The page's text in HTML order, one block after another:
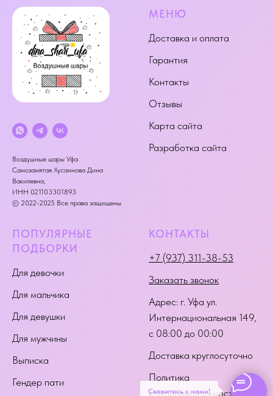
Свяжитесь с нами!
Воздушные шары Уфа
Самозанятая Хусаинова Дина
Вакилевна,
ИНН 021103301893
© 2022-2025 Все права защищены
МЕНЮ
Доставка и оплата
Гарантия
Контакты
Отзывы
Карта сайта
Разработка сайта
ПОПУЛЯРНЫЕ
ПОДБОРКИ
Для девочки
Для мальчика
Для девушки
Для мужчины
Выписка
Гендер пати
КОНТАКТЫ
+7 (937) 311-38-53
Заказать звонок
Адрес: г. Уфа ул.
Интернациональная 149,
с 08:00 до 00:00
Доставка круглосуточно
Политика
конфиденциальности